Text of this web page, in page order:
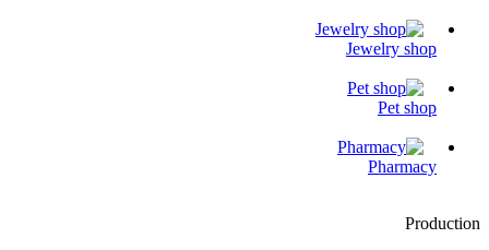
Jewelry shop
Pet shop
Pharmacy
Production